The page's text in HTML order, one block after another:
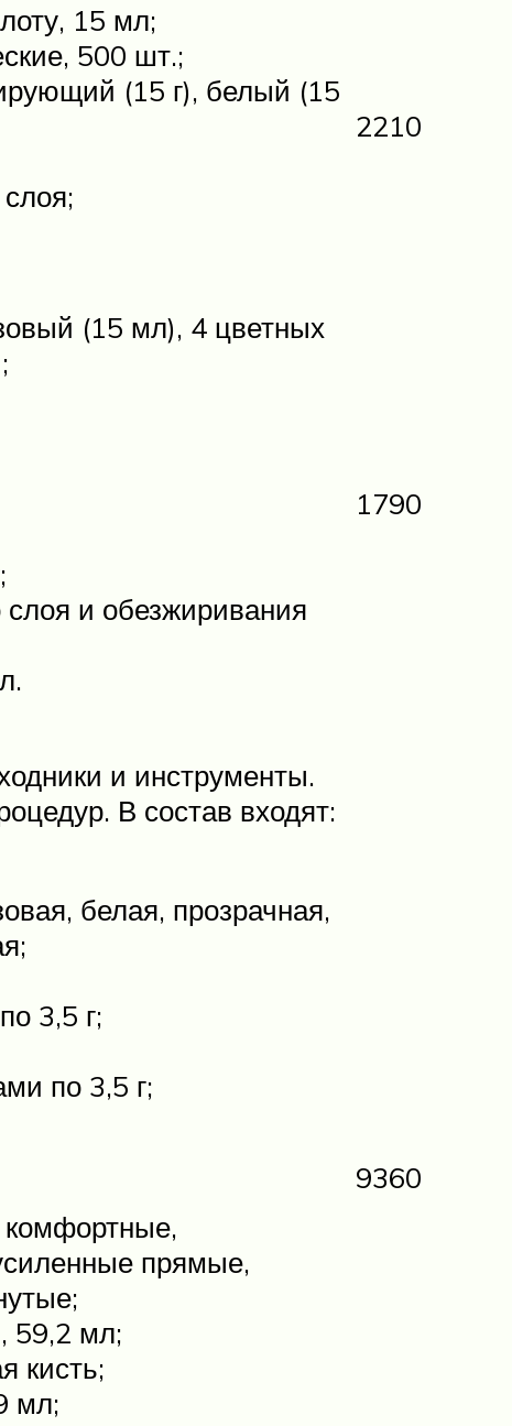
15 мл;
500 шт.;
(15 г), белый (15
2210
(15 мл), 4 цветных
слоя и обезжиривания
1790
и инструменты.
В состав входят:
белая, прозрачная,
3,5 г;
по 3,5 г;
прямые,
59,2 мл;
кисть;
мл;
9360